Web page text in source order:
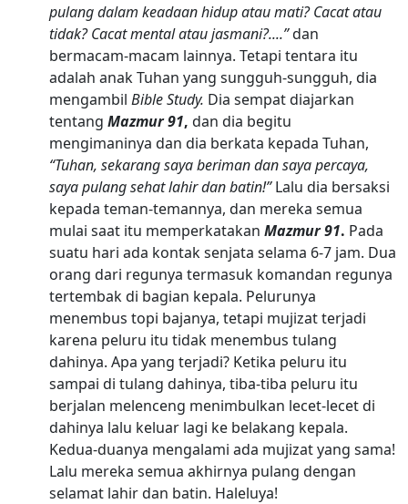
pulang dalam keadaan hidup atau mati? Cacat atau
tidak? Cacat mental atau jasmani?....”dan
bermacam-macam lainnya. Tetapi tentara itu
adalah anak Tuhan yang sungguh-sungguh, dia
mengambil Bible Study. Dia sempat diajarkan
tentang Mazmur 91, dan dia begitu
mengimaninya dan dia berkata kepada Tuhan,
“Tuhan, sekarang saya beriman dan saya percaya,
saya pulang sehat lahir dan batin!”Lalu dia bersaksi
kepada teman-temannya, dan mereka semua
mulai saat itu memperkatakan Mazmur 91. Pada
suatu hari ada kontak senjata selama 6-7 jam. Dua
orang dari regunya termasuk komandan regunya
tertembak di bagian kepala. Pelurunya
menembus topi bajanya, tetapi mujizat terjadi
karena peluru itu tidak menembus tulang
dahinya. Apa yang terjadi? Ketika peluru itu
sampai di tulang dahinya, tiba-tiba peluru itu
berjalan melenceng menimbulkan lecet-lecet di
dahinya lalu keluar lagi ke belakang kepala.
Kedua-duanya mengalami ada mujizat yang sama!
Lalu mereka semua akhirnya pulang dengan
selamat lahir dan batin. Haleluya!